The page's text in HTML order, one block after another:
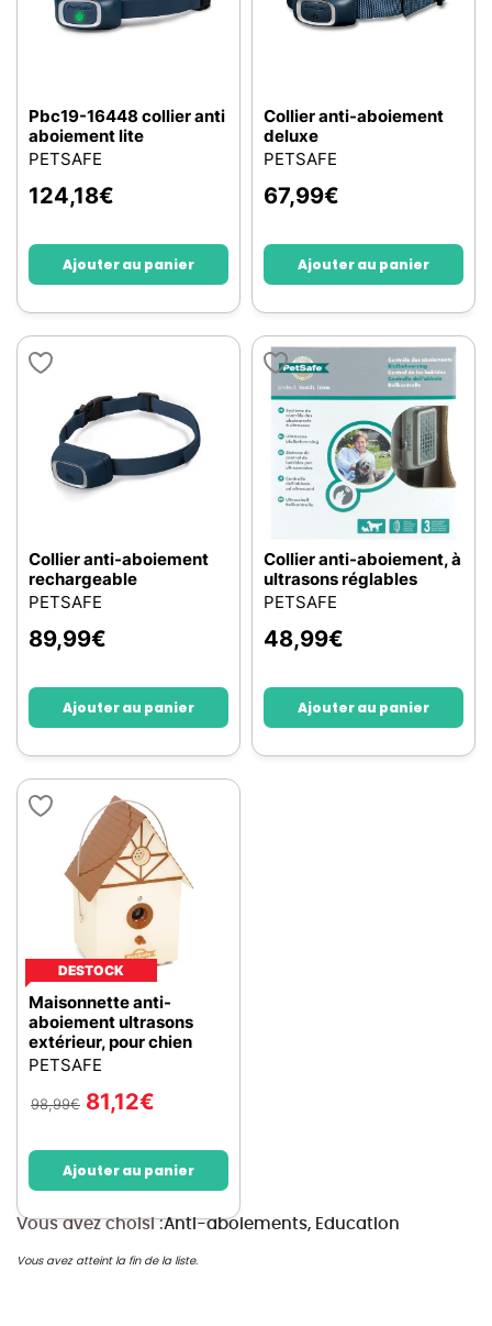
Pbc19-16448 collier anti
aboiement lite
PETSAFE
124,18€
Ajouter au panier
Collier anti-aboiement
deluxe
PETSAFE
67,99€
Ajouter au panier
Collier anti-aboiement
rechargeable
PETSAFE
89,99€
Ajouter au panier
Collier anti-aboiement, à
ultrasons réglables
PETSAFE
48,99€
Ajouter au panier
DESTOCK
Maisonnette anti-
aboiement ultrasons
extérieur, pour chien
PETSAFE
98,99€ 81,12€
Ajouter au panier
Vous avez atteint la fin de la liste.
Vous avez choisi :Anti-aboiements, Education